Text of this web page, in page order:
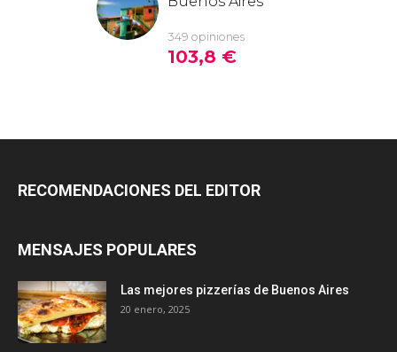
RECOMENDACIONES DEL EDITOR
MENSAJES POPULARES
Las mejores pizzerías de Buenos Aires
20 enero, 2025